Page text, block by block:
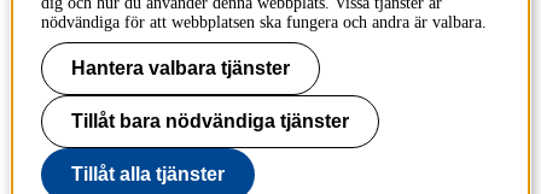
Press och media
Faktura och betalning KTH
Om KTH:s webbplatser
Tillgänglighetsredogörelse
nödvändiga för att webbplatsen ska fungera och andra är valbara.
Hantera valbara tjänster
Tillåt bara nödvändiga tjänster
Tillåt alla tjänster